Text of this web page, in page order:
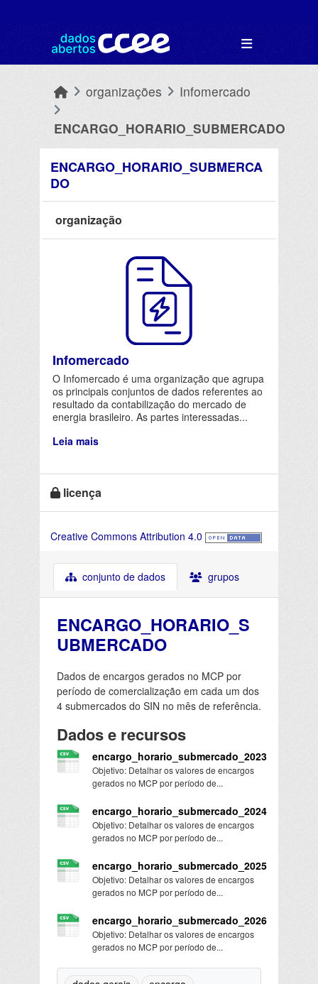
organizações Infomercado
ENCARGO_HORARIO_SUBMERCADO
ENCARGO_HORARIO_SUBMERCA
DO
organização
Infomercado
O Infomercado é uma organização que agrupa
os principais conjuntos de dados referentes ao
resultado da contabilização do mercado de
energia brasileiro. As partes interessadas...
Leia mais
licença
Creative Commons Attribution 4.0
conjunto de dados grupos
ENCARGO_HORARIO_S
UBMERCADO
Dados de encargos gerados no MCP por
período de comercialização em cada um dos
4 submercados do SIN no mês de referência.
Dados e recursos
encargo_horario_submercado_2023
Objetivo: Detalhar os valores de encargos
gerados no MCP por período de...
encargo_horario_submercado_2024
Objetivo: Detalhar os valores de encargos
gerados no MCP por período de...
encargo_horario_submercado_2025
Objetivo: Detalhar os valores de encargos
gerados no MCP por período de...
encargo_horario_submercado_2026
Objetivo: Detalhar os valores de encargos
gerados no MCP por período de...